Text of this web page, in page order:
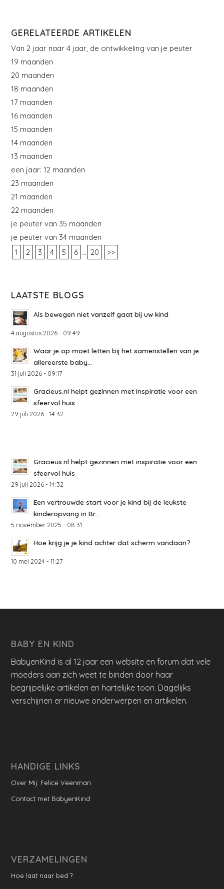
GERELATEERDE ARTIKELEN
Van 2 jaar naar 4 jaar, de ontwikkeling van je peuter
19 maanden
20 maanden
18 maanden
17 maanden
16 maanden
15 maanden
14 maanden
13 maanden
een jaar: 12 maanden
23 maanden
21 maanden
22 maanden
je peuter van 35 maanden
je peuter van 34 maanden
1
2 3 4 5 6 ... 20 >>
LAATSTE BLOGS
Als bewegen niet vanzelf gaat bij uw kind
4 augustus 2026 - 09:49
Waar je op moet letten bij het samenstellen van je
allereerste baby...
31 juli 2026 - 09:17
Gracieus.nl helpt gezinnen met inspiratie voor een
sfeervol huis
29 juli 2026 - 14:32
Gracieus.nl helpt gezinnen met inspiratie voor een
sfeervol huis
29 juli 2026 - 14:32
Een vertrouwde start voor je kind bij de leukste
kinderopvang in Br...
5 november 2025 - 08:31
Hoe krijg je je kind achter dat scherm vandaan?
10 mei 2024 - 11:27
BABY EN KIND
BabyenKind is al 12 jaar een website en forum dat vele
moeders aan zich weet te binden door haar
begrijpelijke artikelen en hartelijke toon. Dagelijks
verschijnen er nieuwe onderwerpen en artikelen.
HANDIGE LINKS
Over Mij: Felice Veenman
Contact met BabyenKind
VERZAMELINGEN
Hoe laat naar bed ?